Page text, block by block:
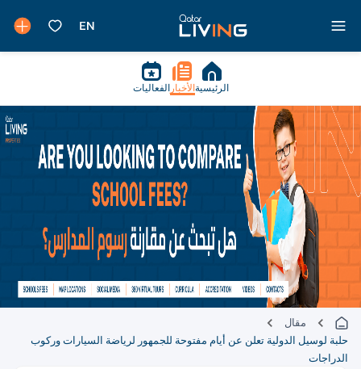
الرئيسيةالأخبارالفعاليات
مقال
حلبة لوسيل الدولية تعلن عن أيام مفتوحة للجمهور لرياضة السيارات وركوب
الدراجات